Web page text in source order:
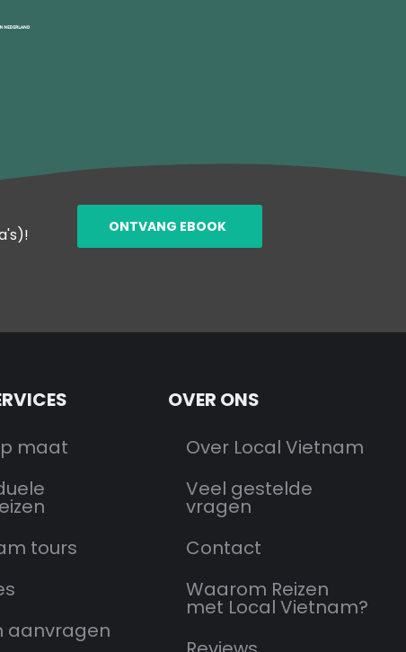
ONTVANG EBOOK
maat
tours
aanvragen
OVER ONS
Over Local Vietnam
Veel gestelde
vragen
Contact
Waarom Reizen
met Local Vietnam?